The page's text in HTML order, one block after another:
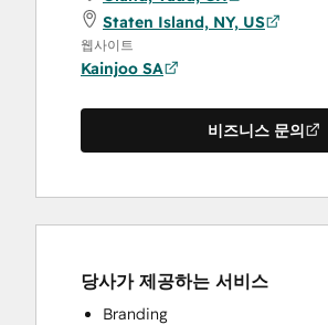
Staten Island, NY, US
웹사이트
Kainjoo SA
비즈니스 문의
당사가 제공하는 서비스
Branding